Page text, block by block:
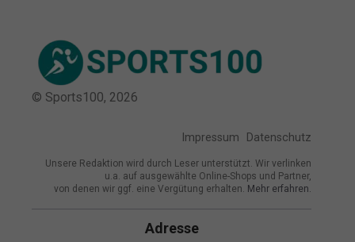
© Sports100, 2026
Impressum Datenschutz
Unsere Redaktion wird durch Leser unterstützt. Wir verlinken
u.a. auf ausgewählte Online-Shops und Partner,
von denen wir ggf. eine Vergütung erhalten. Mehr erfahren.
Adresse